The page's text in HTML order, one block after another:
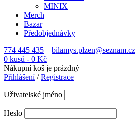
MINIX
Merch
Bazar
Předobjednávky
774 445 435
bilamys.plzen@seznam.cz
0 kusů - 0 Kč
Nákupní koš je prázdný
Přihlášení/Registrace
Uživatelské jméno
Heslo